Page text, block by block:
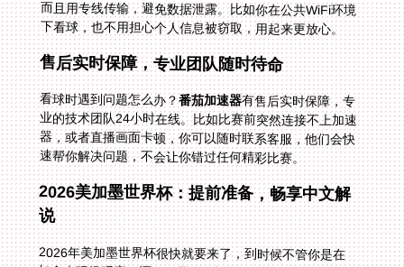
下看球，也不用担心个人信息被窃取，用起来更放心。
售后实时保障，专业团队随时待命
看球时遇到问题怎么办？番茄加速器有售后实时保障，专
业的技术团队24小时在线。比如比赛前突然连接不上加速
器，或者直播画面卡顿，你可以随时联系客服，他们会快
速帮你解决问题，不会让你错过任何精彩比赛。
2026美加墨世界杯：提前准备，畅享中文解
说
2026年美加墨世界杯很快就要来了，到时候不管你是在
加拿大现场观赛，还是在墨西哥旅游，或者在其他国家工